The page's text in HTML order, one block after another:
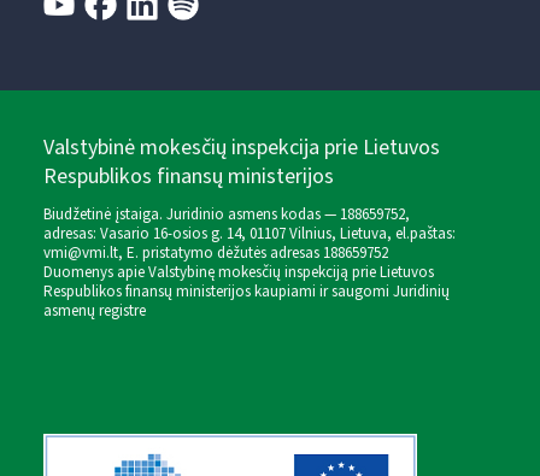
Valstybinė mokesčių inspekcija prie Lietuvos
Respublikos finansų ministerijos
Biudžetinė įstaiga. Juridinio asmens kodas — 188659752,
adresas: Vasario 16-osios g. 14, 01107 Vilnius, Lietuva, el.paštas:
vmi@vmi.lt, E. pristatymo dėžutės adresas 188659752
Duomenys apie Valstybinę mokesčių inspekciją prie Lietuvos
Respublikos finansų ministerijos kaupiami ir saugomi Juridinių
asmenų registre